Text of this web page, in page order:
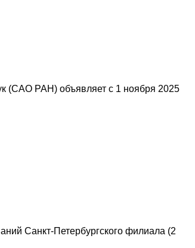
(САО РАН) объявляет с 1 ноября 2025
Санкт-Петербургского филиала (2